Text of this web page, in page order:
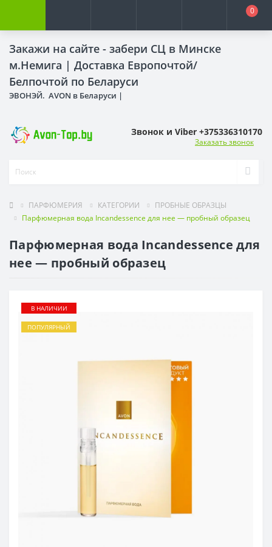
Закажи на сайте - забери СЦ в Минске
м.Немига | Доставка Европочтой/
Белпочтой по Беларуси
ЭВОНЭЙ. AVON в Беларуси |
0
Звонок и Viber +375336310170
Заказать звонок
ПАРФЮМЕРИЯ КАТЕГОРИИ
ПРОБНЫЕ ОБРАЗЦЫ
Парфюмерная вода Incandessence для нее — пробный образец
Парфюмерная вода Incandessence для
нее — пробный образец
В НАЛИЧИИ
ПОПУЛЯРНЫЙ